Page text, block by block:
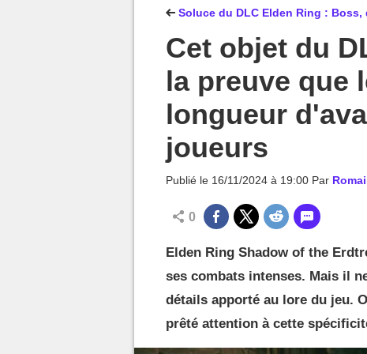
Soluce du DLC Elden Ring :
Cet objet du
la preuve que
longueur
joueurs
Publié le 16/11/2024 à 19:00 Par
0
Elden Ring Shadow of the
ses combats intenses. Mais il
détails apporté au lore du jeu.
prêté attention à cette